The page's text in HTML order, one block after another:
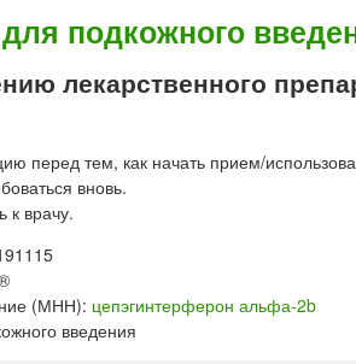
подкожного
лекарственного
перед тем, как начать прием/
вновь.
к врачу.
(МНН): цепэгинтерферон альфа-2b
введения